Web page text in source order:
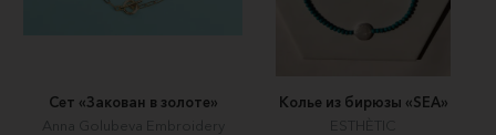
Сет «Закован в золоте»
Anna Golubeva Embroidery
Колье из бирюзы «SEA»
ESTHÈTIC